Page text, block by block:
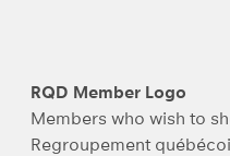
RQD Member Logo
Members who wish to
Regroupement